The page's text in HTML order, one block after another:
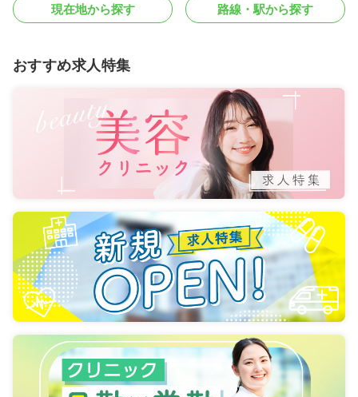
気になる 詳細を見る
介護・福祉系正・准看護師
2交代（常勤） 一時募集休止
19.6〜26.6万円/月 賞与3ヶ月
6:30～15:30（休憩60分）
4週8休以上
月給26万円以上可
気になる 詳細を見る
日勤のみ（パート） 一時募集休止
給与 時給1,350〜1,600円
ブランク可
時給1,600円以上可
気になる 詳細を見る
現在地から探す 路線・駅から探す
おすすめ求人特集